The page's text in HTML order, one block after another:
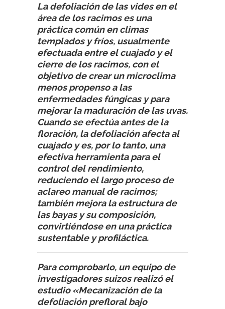
La defoliación de las vides en el
área de los racimos es una
práctica común en climas
templados y fríos, usualmente
efectuada entre el cuajado y el
cierre de los racimos, con el
objetivo de crear un microclima
menos propenso a las
enfermedades fúngicas y para
mejorar la maduración de las uvas.
Cuando se efectúa antes de la
floración, la defoliación afecta al
cuajado y es, por lo tanto, una
efectiva herramienta para el
control del rendimiento,
reduciendo el largo proceso de
aclareo manual de racimos;
también mejora la estructura de
las bayas y su composición,
convirtiéndose en una práctica
sustentable y profiláctica.
Para comprobarlo, un equipo de
investigadores suizos realizó el
estudio «Mecanización de la
defoliación prefloral bajo